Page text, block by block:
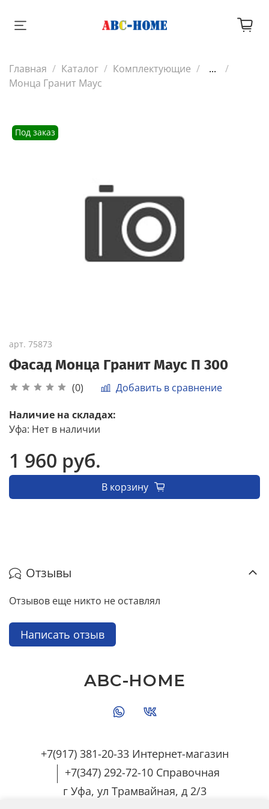
Главная Каталог Комплектующие
...
Монца Гранит Маус
Под заказ
арт. 75873
Фасад Монца Гранит Маус П 300
(0) Добавить в сравнение
Наличие на складах:
Уфа: Нет в наличии
1 960 руб.
В корзину
Отзывы
Отзывов еще никто не оставлял
Написать отзыв
+7(917) 381-20-33 Интернет-магазин
+7(347) 292-72-10 Справочная
г Уфа, ул Трамвайная, д 2/3
ABC-HOME